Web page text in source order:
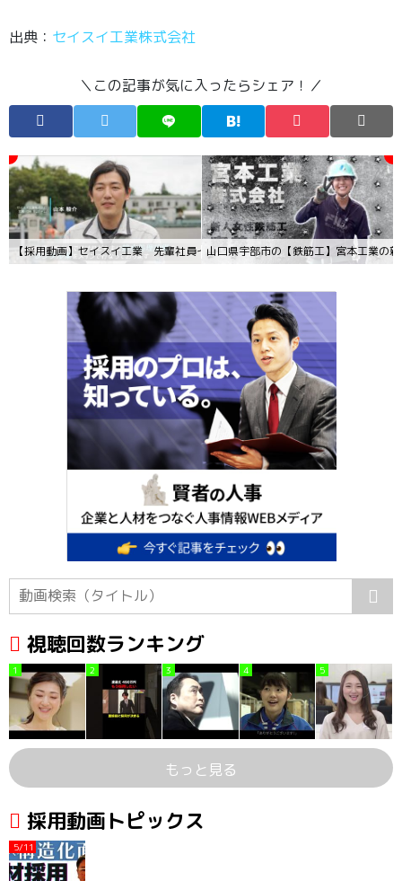
出典： セイスイ工業株式会社
＼この記事が気に入ったらシェア！／
山口県宇部市の【鉄筋工】宮本工業の
【採用動画】セイスイ工業 先輩社員インタビュー
視聴回数ランキング
1 2 3 4 5
もっと見る
採用動画トピックス
5/11